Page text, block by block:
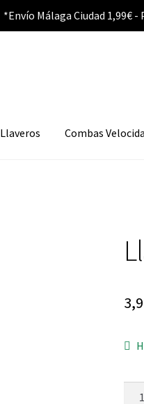
*Envío Málaga Ciudad 1,99€
Llaveros Combas